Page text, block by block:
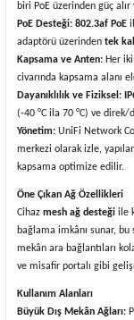
biri PoE üzerinden güç
PoE Desteği: 802.3af PoE
adaptörü üzerinden tek
Kapsama ve Anten: Her
civarında kapsama alanı
Dayanıklılık ve Fiziksel:
(-40 °C ila 70 °C) ve direk/
Yönetim: UniFi Network
merkezi olarak izle,
kapsama optimize edilir.
Öne Çıkan Ağ Özellikleri
Cihaz mesh ağ desteği ile
bağlama imkânı sunar,
mekân ara bağlantıları
ve misafir portalı gibi
Kullanım Alanları
Büyük Dış Mekân Ağları: